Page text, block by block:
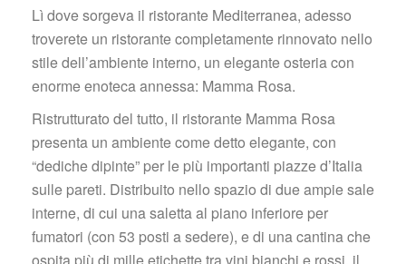
Lì dove sorgeva il ristorante Mediterranea, adesso
troverete un ristorante completamente rinnovato nello
tile dell’ambiente interno, un elegante osteria con
enorme enoteca annessa: Mamma Rosa.
Ristrutturato del tutto, il ristorante Mamma Rosa
presenta un ambiente come detto elegante, con
“dediche dipinte” per le più importanti piazze d’Italia
ulle pareti. Distribuito nello spazio di due ampie sale
interne, di cui una saletta al piano inferiore per
fumatori (con 53 posti a sedere), e di una cantina che